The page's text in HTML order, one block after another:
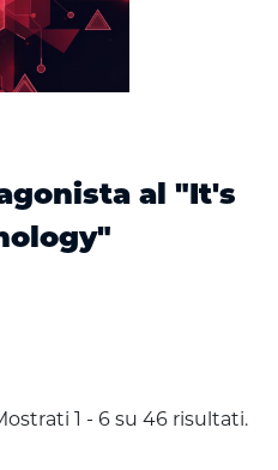
al "It's
1 - 6 su 46 risultati.